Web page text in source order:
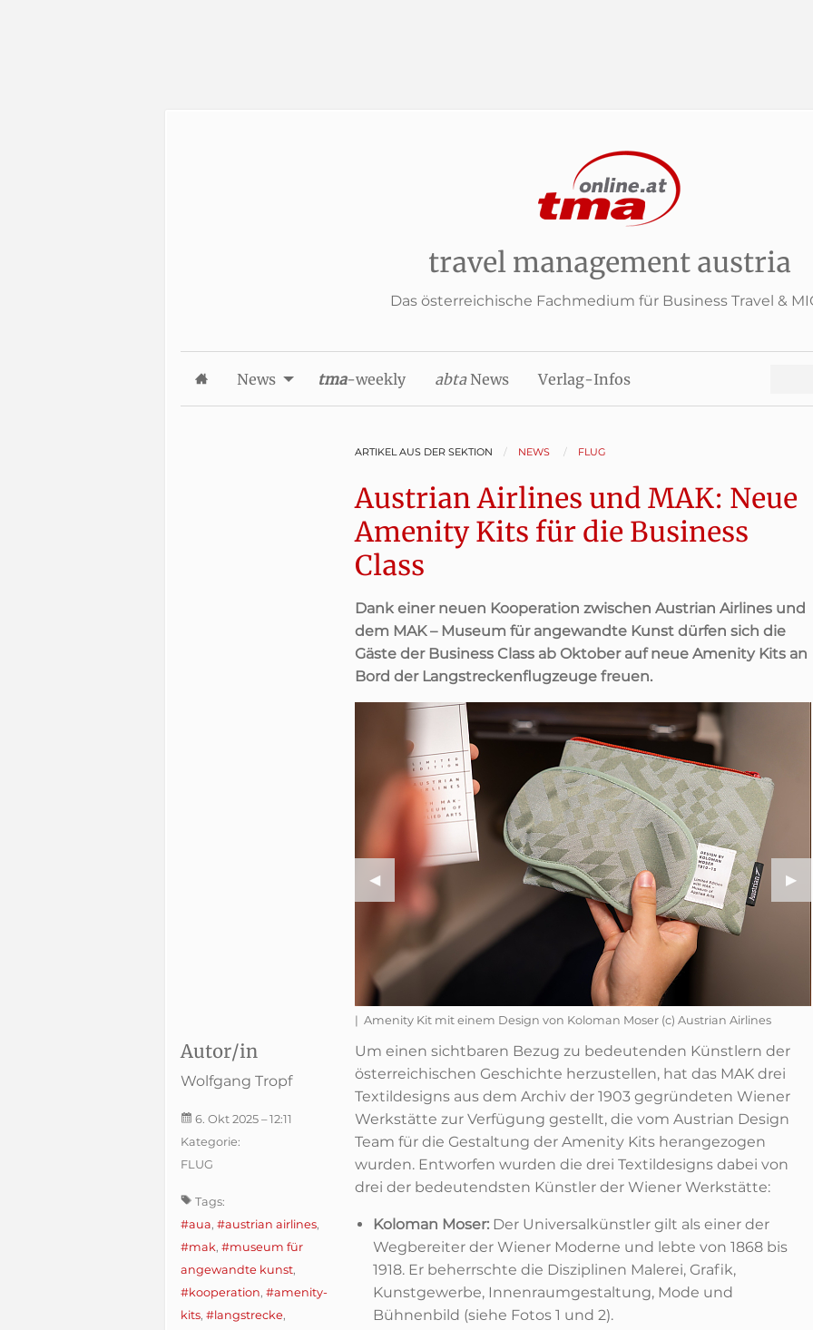
travel management austria
Das österreichische Fachmedium für Business Travel &
News tma-weekly abtaNews Verlag-Infos
ARTIKEL AUS DER SEKTION NEWS FLUG
Austrian Airlines und MAK: Neue
Amenity Kits für die Business
Class
Dank einer neuen Kooperation zwischen Austrian Airlines und
dem MAK – Museum für angewandte Kunst dürfen sich die
Gäste der Business Class ab Oktober auf neue Amenity Kits an
Bord der Langstreckenflugzeuge freuen.
| Amenity Kit mit einem Design von Koloman Moser (c) Austrian Airlines
Previous Slide
◀︎ ▶︎
Autor/in
Wolfgang Tropf
6. Okt 2025 – 12:11
Kategorie:
FLUG
Tags:
#aua, #austrian airlines,
#mak, #museum für
angewandte kunst,
#kooperation, #amenity-
kits, #langstrecke,
Um einen sichtbaren Bezug zu bedeutenden Künstlern der
österreichischen Geschichte herzustellen, hat das MAK drei
Textildesigns aus dem Archiv der 1903 gegründeten Wiener
Werkstätte zur Verfügung gestellt, die vom Austrian Design
Team für die Gestaltung der Amenity Kits herangezogen
wurden. Entworfen wurden die drei Textildesigns dabei von
drei der bedeutendsten Künstler der Wiener Werkstätte:
Koloman Moser: Der Universalkünstler gilt als einer der
Wegbereiter der Wiener Moderne und lebte von 1868 bis
1918. Er beherrschte die Disziplinen Malerei, Grafik,
Kunstgewerbe, Innenraumgestaltung, Mode und
Bühnenbild (siehe Fotos 1 und 2).